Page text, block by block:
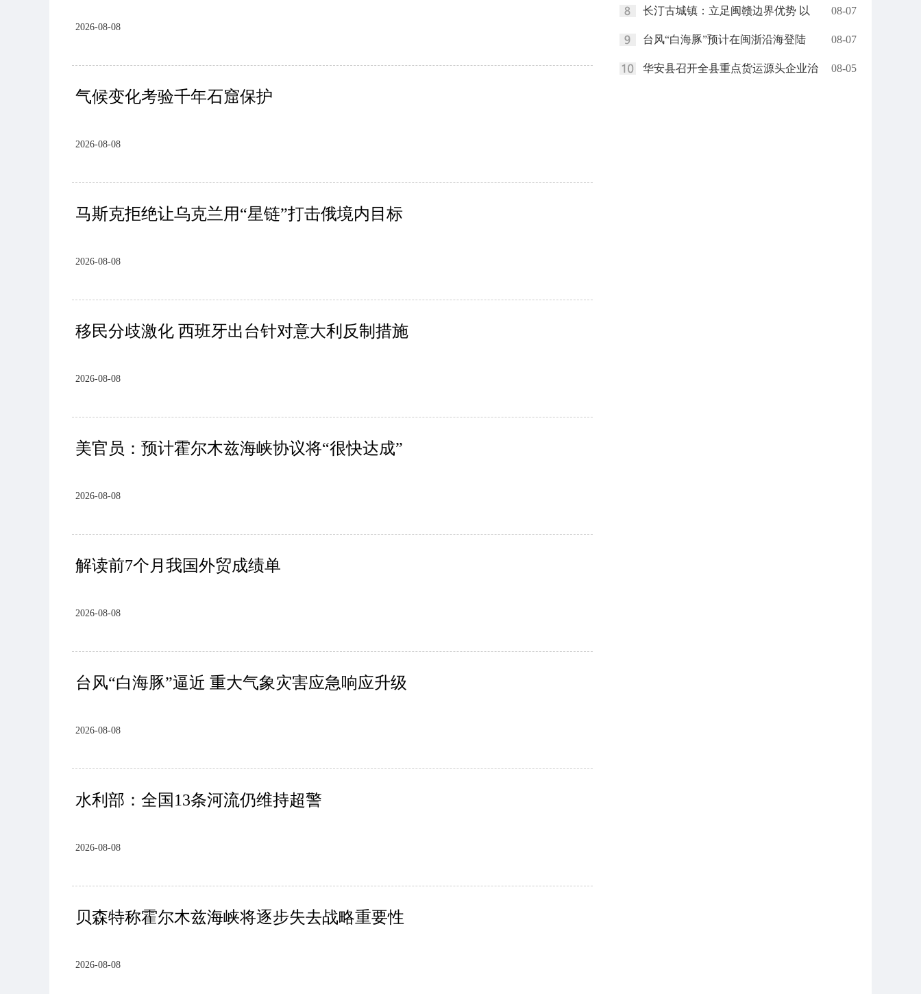
2026-08-08
气候变化考验千年石窟保护
2026-08-08
马斯克拒绝让乌克兰用“星链”打击俄境内目标
2026-08-08
移民分歧激化 西班牙出台针对意大利反制措施
2026-08-08
美官员：预计霍尔木兹海峡协议将“很快达成”
2026-08-08
解读前7个月我国外贸成绩单
2026-08-08
台风“白海豚”逼近 重大气象灾害应急响应升级
2026-08-08
水利部：全国13条河流仍维持超警
2026-08-08
贝森特称霍尔木兹海峡将逐步失去战略重要性
2026-08-08
长汀古城镇：立足闽赣边界优势 以 08-07
台风“白海豚”预计在闽浙沿海登陆 08-07
华安县召开全县重点货运源头企业治 08-05